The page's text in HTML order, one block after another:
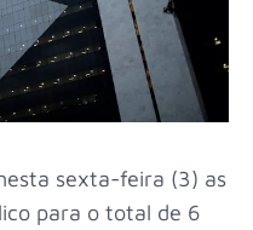
sexta-feira (3) as
para o total de 6